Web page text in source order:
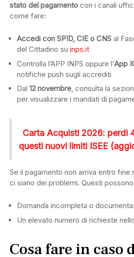
stato del pagamento con i canali
come fare:
Accedi con SPID, CIE o CNS al
del Cittadino su inps.it
Controlla l’APP INPS oppure l’App
notifiche push sugli accrediti
Dal 12 novembre, consulta la
per visualizzare i mandati di
Carta Acquisti 2026: perdi
questi nuovi limiti ISEE
Se il pagamento non arriva entro
ci siano dei problemi. Questi
Domanda incompleta o
Un elevato numero di richieste
Cosa fare in caso